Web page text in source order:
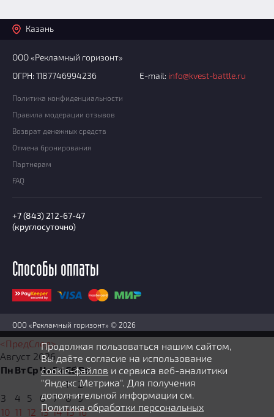
Казань
ООО «Рекламный горизонт»
ОГРН: 1187746994236
E-mail: info@kvest-battle.ru
Политика конфиденциальности
Правила модерации отзывов
Возврат денежных средств
Отмена бронирования
Партнерам
FAQ
+7 (843) 212-67-47
(круглосуточно)
Способы оплаты
ООО «Рекламный горизонт» © 2026
Продолжая пользоваться нашим сайтом,
Вы даёте согласие на использование
cookie-файлов и сервиса веб-аналитики
"Яндекс Метрика". Для получения
дополнительной информации см.
Политика обработки персональных
<ПредСлед>
Август 2026
Пн ВтСр ЧтПтСбВс
1
2
3
4 5 6 7 8 9
10 11 12 13 14 15 16